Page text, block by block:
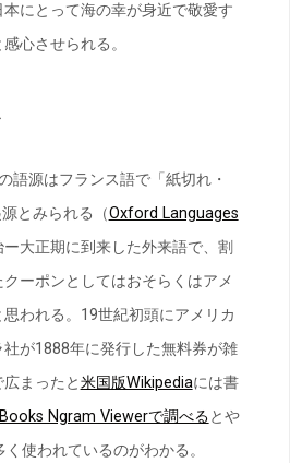
にとって海の幸が身近で敬愛す
心させられる。
語源はフランス語で「紙切れ・
とみられる（Oxford Languages
大正期に到来した外来語で、割
ーポンとしてはおそらくはアメ
われる。19世紀初頭にアメリカ
が1888年に発行した無料券が雑
まったと米国版Wikipediaには書
Ngram Viewerで調べるとや
使われているのがわかる。